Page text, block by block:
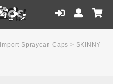
import Spraycan Caps > SKINNY